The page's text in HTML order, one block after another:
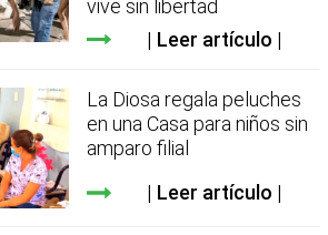
vive sin libertad
Leer artículo
La Diosa regala peluches
en una Casa para niños sin
amparo filial
Leer artículo